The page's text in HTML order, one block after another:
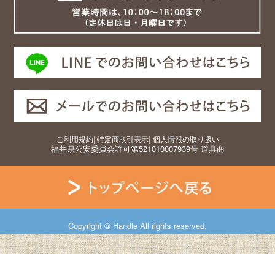
ご利用規約| 特定商取引表示| 個人情報の取り扱い
福井県公安委員会許可第521010007939号 道具商
Copyright © Handle All rights reserved.